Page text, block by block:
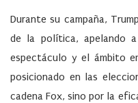
Durante su campaña,
de la política, apelando
espectáculo y el ámbito
posicionado en las
cadena Fox, sino por la